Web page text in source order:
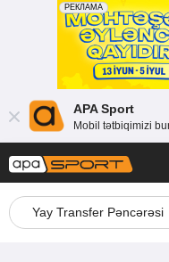
APA Sport
Mobil tətbiqimizi
Yay Transfer Pəncərəsi